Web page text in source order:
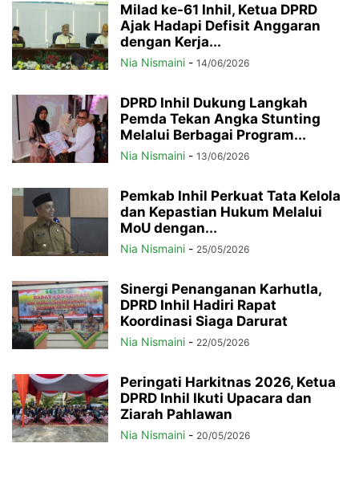
Milad ke-61 Inhil, Ketua DPRD
Ajak Hadapi Defisit Anggaran
dengan Kerja...
Nia Nismaini - 14/06/2026
DPRD Inhil Dukung Langkah
Pemda Tekan Angka Stunting
Melalui Berbagai Program...
Nia Nismaini - 13/06/2026
Pemkab Inhil Perkuat Tata Kelola
dan Kepastian Hukum Melalui
MoU dengan...
Nia Nismaini - 25/05/2026
Sinergi Penanganan Karhutla,
DPRD Inhil Hadiri Rapat
Koordinasi Siaga Darurat
Nia Nismaini - 22/05/2026
Peringati Harkitnas 2026, Ketua
DPRD Inhil Ikuti Upacara dan
Ziarah Pahlawan
Nia Nismaini - 20/05/2026